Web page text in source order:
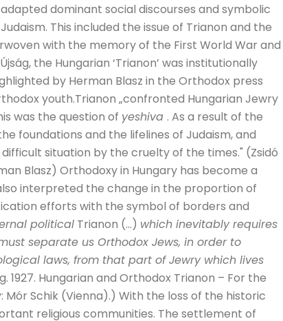
dominant social discourses and symbolic
This included the issue of Trianon and the
with the memory of the First World War and
the Hungarian ‘Trianon’ was institutionally
by Herman Blasz in the Orthodox press
youth.Trianon „confronted Hungarian Jewry
was the question of yeshiva . As a result of the
foundations and the lifelines of Judaism, and
situation by the cruelty of the times." (Zsidó
Blasz) Orthodoxy in Hungary has become a
interpreted the change in the proportion of
efforts with the symbol of borders and
political Trianon (…) which inevitably requires
separate us Orthodox Jews, in order to
laws, from that part of Jewry which lives
1927. Hungarian and Orthodox Trianon – For the
Schik (Vienna).) With the loss of the historic
religious communities. The settlement of